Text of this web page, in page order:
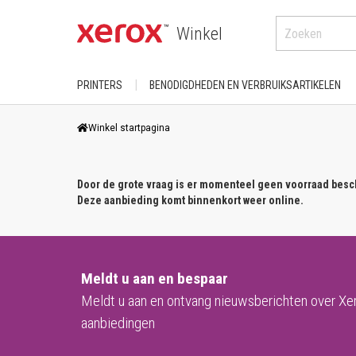
Winkel
PRINTERS BENODIGDHEDEN EN VERBRUIKSARTIKELEN
KOOP OP CATEGORIE
Kleur
KOOP OP GEBRUIK
Thuiskantoor/ Desktop
VOOR XEROX-PRODUCTEN
B-serie
Printers/ Kleurenprinters
ColorQube
PrimeLink
VersaLink
Grootformaat
Winkel startpagina
Door de grote vraag is er momenteel geen voorraad
Deze aanbieding komt binnenkort weer online.
Meldt u aan en bespaar
Meldt u aan en ontvang nieuwsberichten over
aanbiedingen